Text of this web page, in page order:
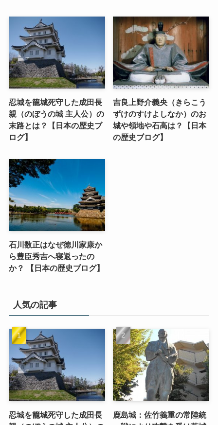
忍城を籠城死守した成田長
親（のぼうの城 主人公）の
末路とは？【日本の歴史ブ
ログ】
吉良上野介義央（きらこう
ずけのすけよしなか）のお
城や領地や石高は？【日本
の歴史ブログ】
石川数正はなぜ徳川家康か
ら豊臣秀吉へ寝返ったの
か？ 【日本の歴史ブログ】
人気の記事
忍城を籠城死守した成田長
鹿島城：佐竹義重の常陸統